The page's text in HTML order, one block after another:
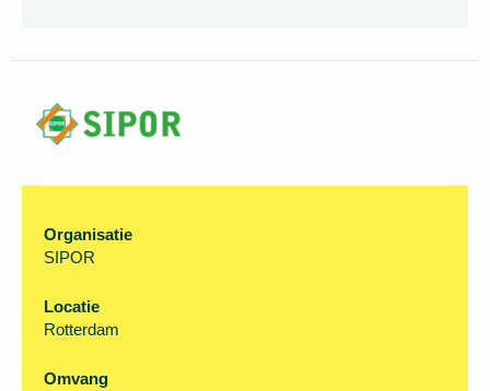
Organisatie
SIPOR
Locatie
Rotterdam
Omvang